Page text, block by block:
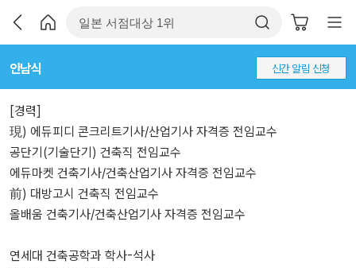
안남식 신간 알림 신청
[경력]
現) 에듀피디 콘크리트기사/산업기사 자격증 전임교수
공단기(기술단기) 건축직 전임교수
에듀마켓 건축기사/건축산업기사 자격증 전임교수
前) 대방고시 건축직 전임교수
올배움 건축기사/건축산업기사 자격증 전임교수
연세대 건축공학과 학사-석사